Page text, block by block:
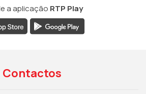
a aplicação RTP Play
Contactos